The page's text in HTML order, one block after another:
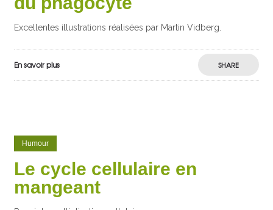
Excellentes illustrations réalisées par Martin Vidberg.
En savoir plus SHARE
Humour
Le cycle cellulaire en
mangeant